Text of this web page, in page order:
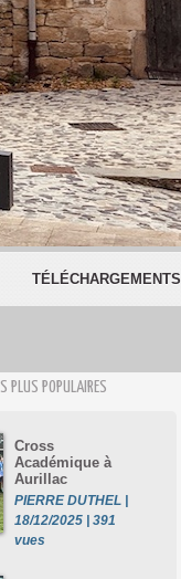
TÉLÉCHARGEMENTS
PLUS POPULAIRES
Cross
Académique à
Aurillac
PIERRE DUTHEL |
18/12/2025 | 391
vues